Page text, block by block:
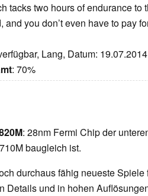
tacks two hours of endurance to
and you don’t even have to pay
Lang, Datum: 19.07.2014
: 70%
: 28nm Fermi Chip der
baugleich ist.
durchaus fähig neueste
Details und in hohen